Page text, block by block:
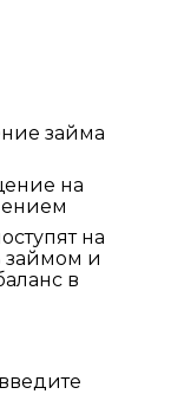
займа
на
на
займом и
в